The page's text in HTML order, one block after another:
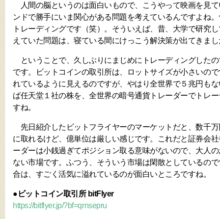
人間の脳というのは面白いもので、こうやって映画を見
ンドで勝手にいま関心がある問題を考えているんですよね
トレーディングです（笑）。そういえば、昔、大学で研究
えていた問題は、寝ている間にけっこう解決策が出てきま
ということで、久しぶりにまじめにトレーディングした
です。ビットコインの取引所は、ロットサイズが小さいの
れているように見えるのですが、やはり全世界で５兆円も
ば任天堂１社の株を、全世界の暗号通貨トレーダーでトレ
すね。
先日紹介したビットフライヤーのマーケットだと、数千
に取れるけど、億単位は厳しい感じです。これだと証券会
ーダーは小銭過ぎてポジション取る意味がないので、大人
ない市場です。ふつう、そういう市場は閑散としているの
合は、すごく活気に溢れているのが面白いところですね。
●ビットコイン取引所 bitFlyer
https://bitflyer.jp/?bf=qrnsepru